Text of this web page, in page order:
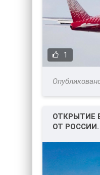
1
ОТКРЫТИЕ
ОТ РОССИИ.